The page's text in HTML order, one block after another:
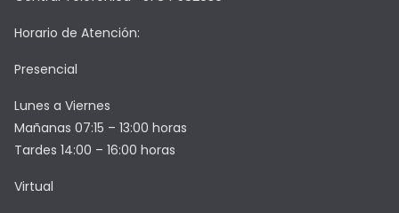
Horario de Atención:
Presencial
Lunes a Viernes
Mañanas 07:15 – 13:00 horas
Tardes 14:00 – 16:00 horas
Virtual